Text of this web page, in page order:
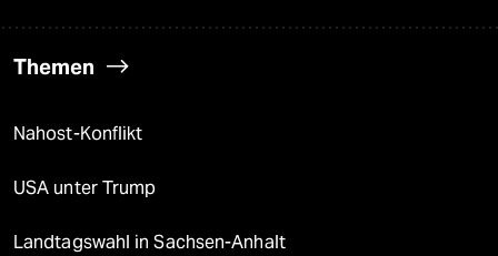
Themen
Nahost-Konflikt
USA unter Trump
Landtagswahl in Sachsen-Anhalt